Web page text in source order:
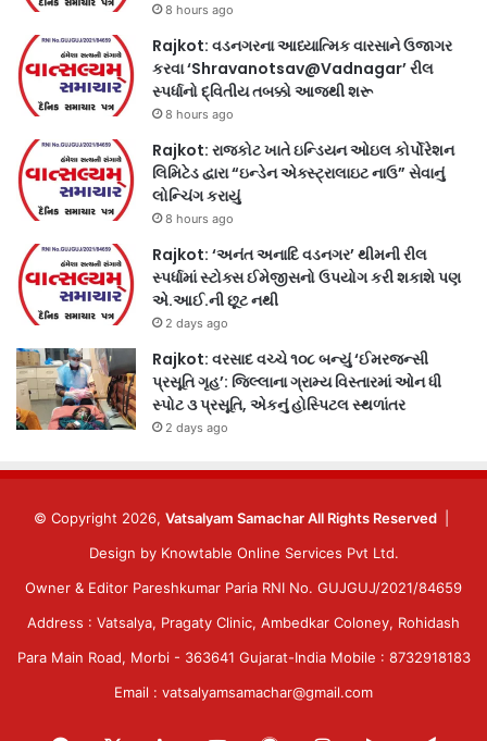
8 hours ago
Rajkot: વડનગરના આધ્યાત્મિક વારસાને ઉજાગર
કરવા ‘Shravanotsav@Vadnagar’ રીલ
સ્પર્ધાનો દ્વિતીય તબક્કો આજથી શરૂ
8 hours ago
Rajkot: રાજકોટ ખાતે ઇન્ડિયન ઓઇલ કોર્પોરેશન
લિમિટેડ દ્વારા “ઇન્ડેન એક્સ્ટ્રાલાઇટ નાઉ” સેવાનું
લોન્ચિંગ કરાયું
8 hours ago
Rajkot: ‘અનંત અનાદિ વડનગર’ થીમની રીલ
સ્પર્ધામાં સ્ટોક્સ ઈમેજીસનો ઉપયોગ કરી શકાશે પણ
એ.આઈ.ની છૂટ નથી
2 days ago
Rajkot: વરસાદ વચ્ચે ૧૦૮ બન્યું ‘ઈમરજન્સી
પ્રસૂતિ ગૃહ’: જિલ્લાના ગ્રામ્ય વિસ્તારમાં ઓન ધી
સ્પોટ ૩ પ્રસૂતિ, એકનું હોસ્પિટલ સ્થળાંતર
2 days ago
© Copyright 2026, Vatsalyam Samachar All Rights Reserved
Design by Knowtable Online Services Pvt Ltd.
Owner & Editor Pareshkumar Paria RNI No. GUJGUJ/2021/84659
Address : Vatsalya, Pragaty Clinic, Ambedkar Coloney, Rohidash
Para Main Road, Morbi - 363641 Gujarat-India Mobile : 8732918183
Email : vatsalyamsamachar@gmail.com